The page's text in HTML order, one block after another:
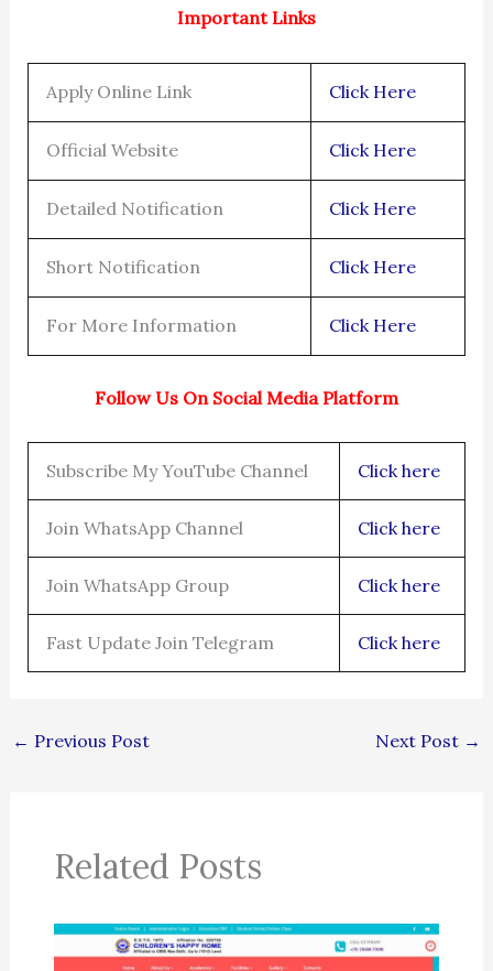
Important Links
Apply Online Link Click Here
Official Website Click Here
Detailed Notification Click Here
Short Notification Click Here
For More Information Click Here
Follow Us On Social Media Platform
Subscribe My YouTube Channel Click here
Join WhatsApp Channel Click here
Join WhatsApp Group Click here
Fast Update Join Telegram Click here
← Previous Post Next Post →
Related Posts